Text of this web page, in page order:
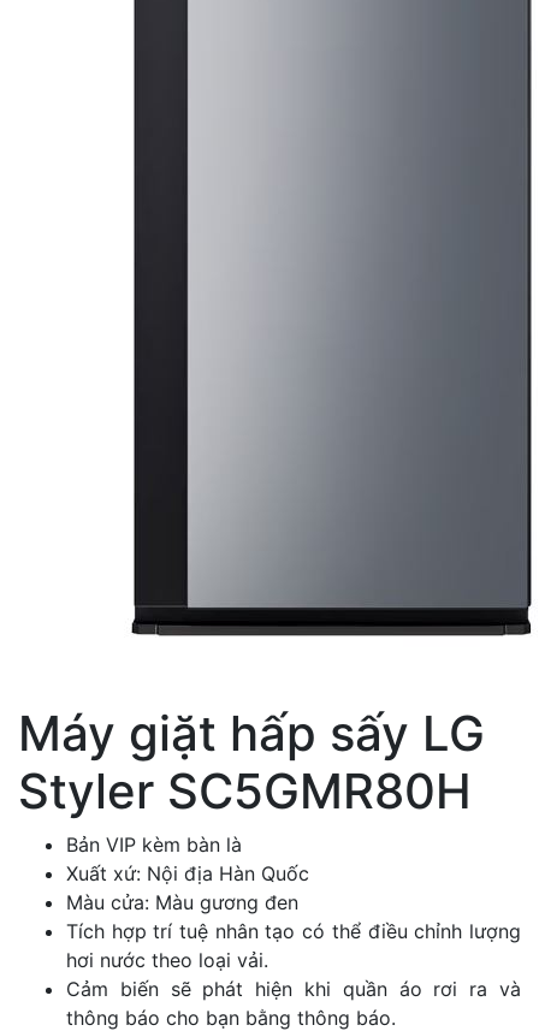
Máy giặt hấp sấy LG
Styler SC5GMR80H
Bản VIP kèm bàn là
Xuất xứ: Nội địa Hàn Quốc
Màu cửa: Màu gương đen
Tích hợp trí tuệ nhân tạo có thể điều chỉnh lượng
hơi nước theo loại vải.
Cảm biến sẽ phát hiện khi quần áo rơi ra và
thông báo cho bạn bằng thông báo.